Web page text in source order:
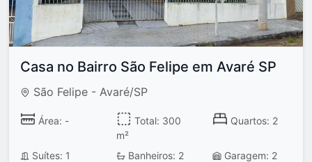
Casa no Bairro São Felipe em Avaré SP
São Felipe - Avaré/SP
Área: -
Total: 300
m²
Quartos: 2
Suítes: 1 Banheiros: 2 Garagem: 2